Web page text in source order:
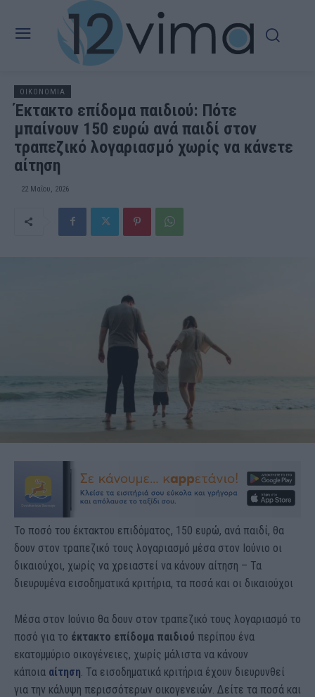
OIKONOMIA
Έκτακτο επίδομα παιδιού: Πότε
μπαίνουν 150 ευρώ ανά παιδί στον
τραπεζικό λογαριασμό χωρίς να κάνετε
αίτηση
22 Μαΐου, 2026
Το ποσό του έκτακτου επιδόματος, 150 ευρώ, ανά παιδί, θα
δουν στον τραπεζικό τους λογαριασμό μέσα στον Ιούνιο οι
δικαιούχοι, χωρίς να χρειαστεί να κάνουν αίτηση – Τα
διευρυμένα εισοδηματικά κριτήρια, τα ποσά και οι δικαιούχοι
Μέσα στον Ιούνιο θα δουν στον τραπεζικό τους λογαριασμό το
ποσό για το έκτακτο επίδομα παιδιού περίπου ένα
εκατομμύριο οικογένειες, χωρίς μάλιστα να κάνουν
κάποια αίτηση. Τα εισοδηματικά κριτήρια έχουν διευρυνθεί
για την κάλυψη περισσότερων οικογενειών. Δείτε τα ποσά και